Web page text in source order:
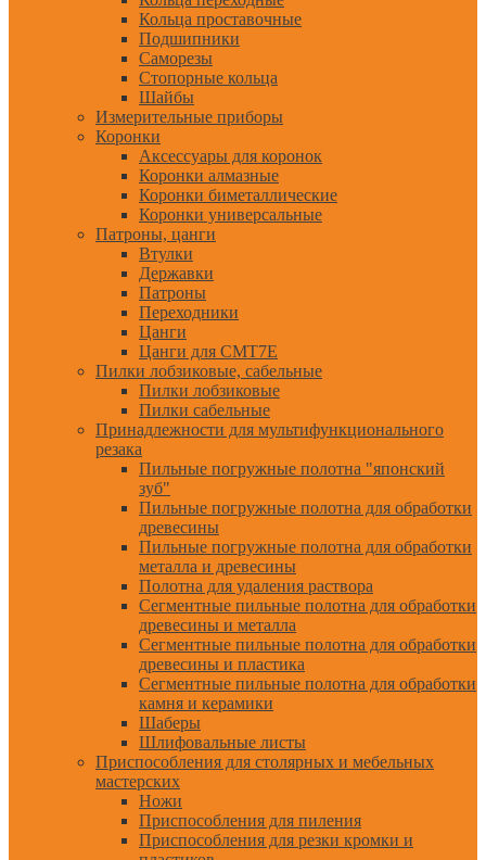
Кольца проставочные
Подшипники
Саморезы
Стопорные кольца
Шайбы
Измерительные приборы
Коронки
Аксессуары для коронок
Коронки алмазные
Коронки биметаллические
Коронки универсальные
Патроны, цанги
Втулки
Державки
Патроны
Переходники
Цанги
Цанги для CMT7E
Пилки лобзиковые, сабельные
Пилки лобзиковые
Пилки сабельные
Принадлежности для мультифункционального
резака
Пильные погружные полотна "японский
зуб"
Пильные погружные полотна для обработки
древесины
Пильные погружные полотна для обработки
металла и древесины
Полотна для удаления раствора
Сегментные пильные полотна для обработки
древесины и металла
Сегментные пильные полотна для обработки
древесины и пластика
Сегментные пильные полотна для обработки
камня и керамики
Шаберы
Шлифовальные листы
Приспособления для столярных и мебельных
мастерских
Ножи
Приспособления для пиления
Приспособления для резки кромки и